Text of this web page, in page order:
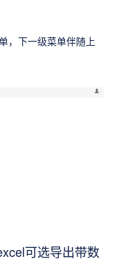
，下一级菜单伴随上
可选导出带数